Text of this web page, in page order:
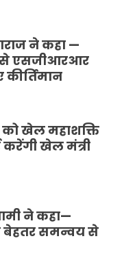
ने कहा —
से एसजीआरआर
को खेल महाशक्ति
खेल मंत्री
ने कहा—
बेहतर समन्वय से